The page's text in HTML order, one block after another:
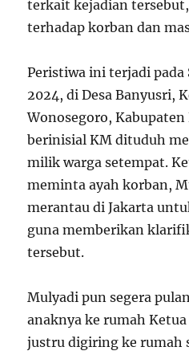
terkait kejadian
terhadap korban dan
Peristiwa ini terjadi pada
2024, di Desa Banyusri,
Wonosegoro, Kabupaten
berinisial KM dituduh
milik warga setempat.
meminta ayah korban,
merantau di Jakarta
guna memberikan
tersebut.
Mulyadi pun segera
anaknya ke rumah
justru digiring ke rumah